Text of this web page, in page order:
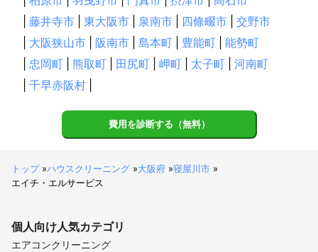
藤井寺市 東大阪市 泉南市 四條畷市
交野市
大阪狭山市 阪南市 島本町 豊能町
能勢町
忠岡町 熊取町 田尻町 岬町 太子町
河南町
千早赤阪村
費用を診断する（無料）
トップ»ハウスクリーニング »大阪府 »寝屋川市 »
エイチ・エルサービス
個人向け人気カテゴリ
エアコンクリーニング